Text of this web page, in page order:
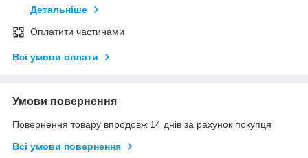
Детальніше
Оплатити частинами
Всі умови оплати
Умови повернення
Повернення товару впродовж 14 днів за рахунок покупця
Всі умови повернення